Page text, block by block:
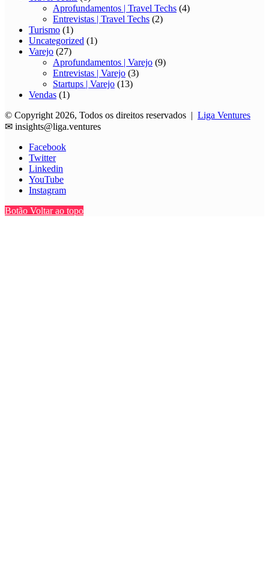
Aprofundamentos | Travel Techs (4)
Entrevistas | Travel Techs (2)
Turismo (1)
Uncategorized (1)
Varejo (27)
Aprofundamentos | Varejo (9)
Entrevistas | Varejo (3)
Startups | Varejo (13)
Vendas (1)
© Copyright 2026, Todos os direitos reservados | Liga Ventures
✉ insights@liga.ventures
Facebook
Twitter
Linkedin
YouTube
Instagram
Botão Voltar ao topo